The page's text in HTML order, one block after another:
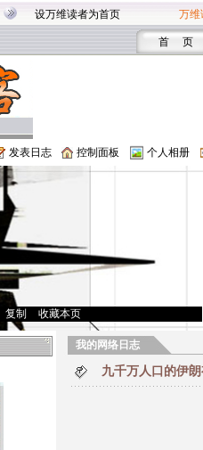
设万维读者为首页 万维
首 页
发表日志 控制面板 个人相册
复制 收藏本页
我的网络日志
九千万人口的伊